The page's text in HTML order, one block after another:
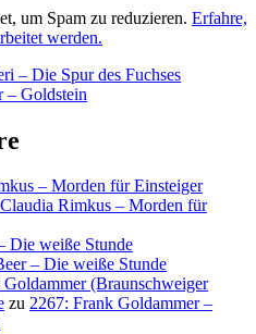
um Spam zu reduzieren. Erfahre,
werden.
– Die Spur des Fuchses
– Goldstein
– Morden für Einsteiger
Rimkus – Morden für
Die weiße Stunde
– Die weiße Stunde
(Braunschweiger
zu 2267: Frank Goldammer –